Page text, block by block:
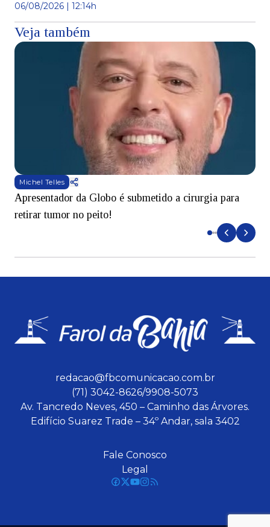
06/08/2026 | 12:14h
Veja também
Michel Telles
Apresentador da Globo é submetido a cirurgia para
retirar tumor no peito!
redacao@fbcomunicacao.com.br
(71) 3042-8626/9908-5073
Av. Tancredo Neves, 450 – Caminho das Árvores.
Edifício Suarez Trade – 34º Andar, sala 3402
Fale Conosco
Legal